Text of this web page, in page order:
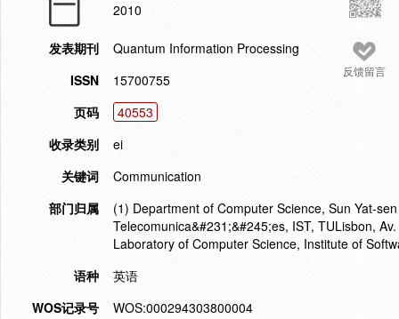
反馈留言
2010
发表期刊
Quantum Information Processing
ISSN
15700755
页码
40553
收录类别
ei
关键词
Communication
部门归属
(1) Department of Computer Science, Sun Yat-
Telecomunica&#231;&#245;es, IST, TULisbon,
Laboratory of Computer Science, Institute of
语种
英语
WOS记录号
WOS:000294303800004